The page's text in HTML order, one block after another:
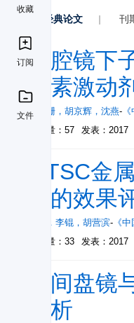
收藏
订阅
文件
经典论文 | 刊
腹腔镜下
激素激动
蒋珊珊 ， 胡京辉 ， 沈燕-
被引量：57
发表：2017
OTSC金
血的效果
， 李锟 ， 胡营滨- 《
被引量：33
发表：2017
椎间盘
分析